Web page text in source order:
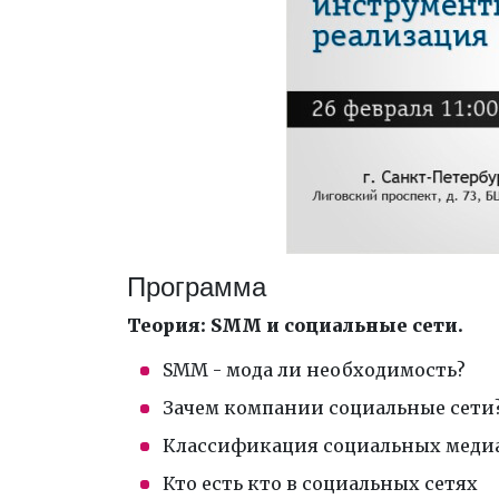
Программа
Теория: SMM и социальные сети.
SMM - мода ли необходимость?
Зачем компании социальные
Классификация социальных
Кто есть кто в социальных сетях